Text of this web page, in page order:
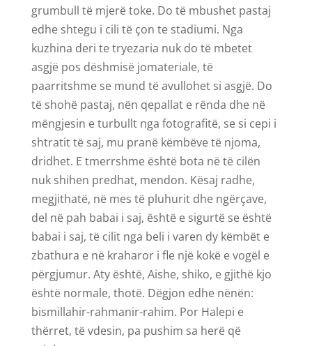
grumbull të mjerë toke. Do të mbushet pastaj
edhe shtegu i cili të çon te stadiumi. Nga
kuzhina deri te tryezaria nuk do të mbetet
asgjë pos dëshmisë jomateriale, të
paarritshme se mund të avullohet si asgjë. Do
të shohë pastaj, nën qepallat e rënda dhe në
mëngjesin e turbullt nga fotografitë, se si cepi i
shtratit të saj, mu pranë këmbëve të njoma,
dridhet. E tmerrshme është bota në të cilën
nuk shihen predhat, mendon. Kësaj radhe,
megjithatë, në mes të pluhurit dhe ngërçave,
del në pah babai i saj, është e sigurtë se është
babai i saj, të cilit nga beli i varen dy këmbët e
zbathura e në kraharor i fle një kokë e vogël e
përgjumur. Aty është, Aishe, shiko, e gjithë kjo
është normale, thotë. Dëgjon edhe nënën:
bismillahir-rahmanir-rahim. Por Halepi e
thërret, të vdesin, pa pushim sa herë që